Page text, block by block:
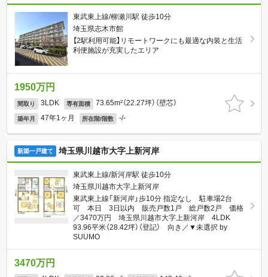
東武東上線/柳瀬川駅 徒歩10分
埼玉県志木市館
【2駅利用可能】リモートワークにも最適な内装と生活
利便施設が充実したエリア
1950万円
間取り 3LDK 専有面積 73.65m²（22.27坪）（壁芯）
築年月 47年1ヶ月 所在階/階数 -/-
新築一戸建て 埼玉県川越市大字上新河岸
東武東上線/新河岸駅 徒歩10分
埼玉県川越市大字上新河岸
東武東上線「新河岸」歩10分 指定なし 駐車場2台
可 本日 3日以内 販売戸数1戸 総戸数2戸 価格
／3470万円 埼玉県川越市大字上新河岸 4LDK
93.96平米（28.42坪）（登記） 向き／▼未選択 by
SUUMO
3470万円